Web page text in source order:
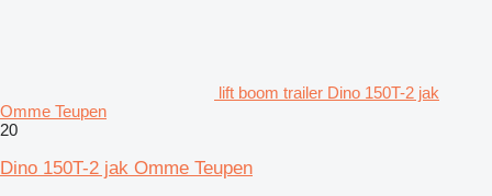
lift boom trailer Dino 150T-2 jak
Omme Teupen
20
Dino 150T-2 jak Omme Teupen